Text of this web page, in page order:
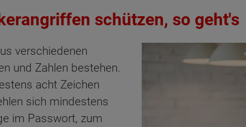
schützen, so geht's
verschiedenen
und Zahlen bestehen.
acht Zeichen
sich mindestens
im Passwort, zum